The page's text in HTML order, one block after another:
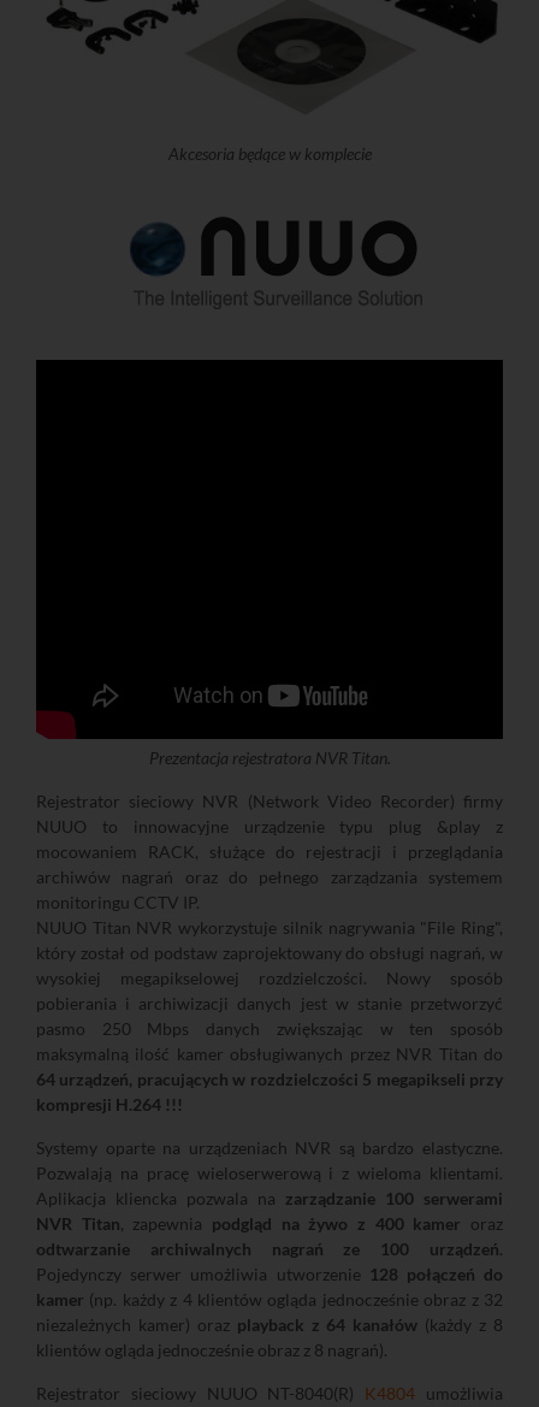
Akcesoria będące w komplecie
Prezentacja rejestratora NVR Titan.
Rejestrator sieciowy NVR (Network Video Recorder) firmy
NUUO to innowacyjne urządzenie typu plug &play z
mocowaniem RACK, służące do rejestracji i przeglądania
archiwów nagrań oraz do pełnego zarządzania systemem
monitoringu CCTV IP.
NUUO Titan NVR wykorzystuje silnik nagrywania "File Ring",
który został od podstaw zaprojektowany do obsługi nagrań, w
wysokiej megapikselowej rozdzielczości. Nowy sposób
pobierania i archiwizacji danych jest w stanie przetworzyć
pasmo 250 Mbps danych zwiększając w ten sposób
maksymalną ilość kamer obsługiwanych przez NVR Titan do
64 urządzeń, pracujących w rozdzielczości 5 megapikseli przy
kompresji H.264 !!!
Systemy oparte na urządzeniach NVR są bardzo elastyczne.
Pozwalają na pracę wieloserwerową i z wieloma klientami.
Aplikacja kliencka pozwala na zarządzanie 100 serwerami
NVR Titan, zapewnia podgląd na żywo z 400 kamer oraz
odtwarzanie archiwalnych nagrań ze 100 urządzeń.
Pojedynczy serwer umożliwia utworzenie 128 połączeń do
kamer (np. każdy z 4 klientów ogląda jednocześnie obraz z 32
niezależnych kamer) oraz playback z 64 kanałów (każdy z 8
klientów ogląda jednocześnie obraz z 8 nagrań).
Rejestrator sieciowy NUUO NT-8040(R) K4804 umożliwia